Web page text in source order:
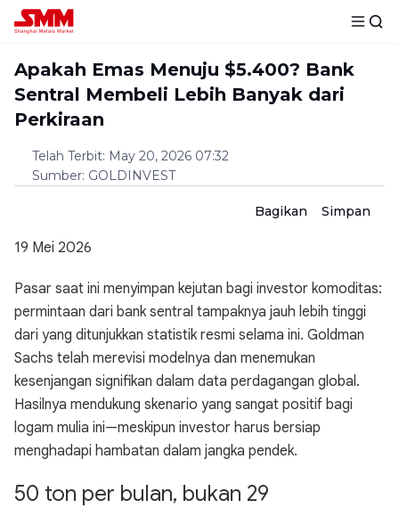
Apakah Emas Menuju $5.400? Bank
Sentral Membeli Lebih Banyak dari
Perkiraan
Telah Terbit: May 20, 2026 07:32
Sumber: GOLDINVEST
Bagikan Simpan
19 Mei 2026
Pasar saat ini menyimpan kejutan bagi investor komoditas:
permintaan dari bank sentral tampaknya jauh lebih tinggi
dari yang ditunjukkan statistik resmi selama ini. Goldman
Sachs telah merevisi modelnya dan menemukan
kesenjangan signifikan dalam data perdagangan global.
Hasilnya mendukung skenario yang sangat positif bagi
logam mulia ini—meskipun investor harus bersiap
menghadapi hambatan dalam jangka pendek.
50 ton per bulan, bukan 29